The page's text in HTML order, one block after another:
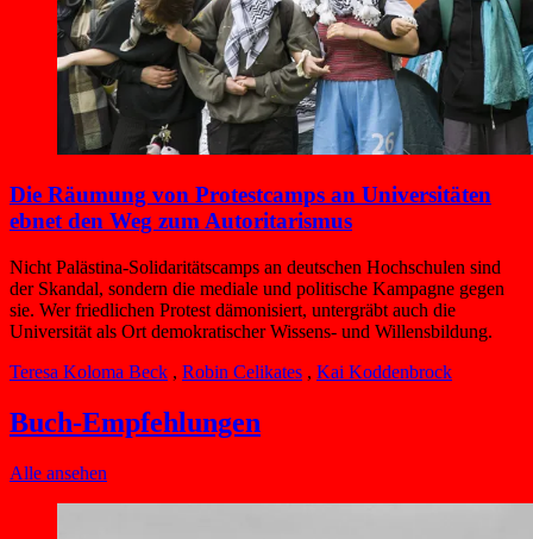
Die Räumung von Protestcamps an Universitäten
ebnet den Weg zum Autoritarismus
Nicht Palästina-Solidaritätscamps an deutschen Hochschulen sind
der Skandal, sondern die mediale und politische Kampagne gegen
sie. Wer friedlichen Protest dämonisiert, untergräbt auch die
Universität als Ort demokratischer Wissens- und Willensbildung.
Teresa Koloma Beck , Robin Celikates , Kai Koddenbrock
Buch-Empfehlungen
Alle ansehen